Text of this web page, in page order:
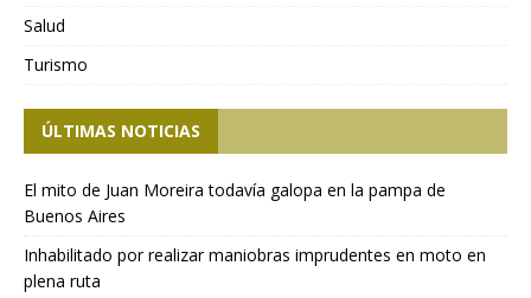
Salud
Turismo
ÚLTIMAS NOTICIAS
El mito de Juan Moreira todavía galopa en la pampa de
Buenos Aires
Inhabilitado por realizar maniobras imprudentes en moto en
plena ruta